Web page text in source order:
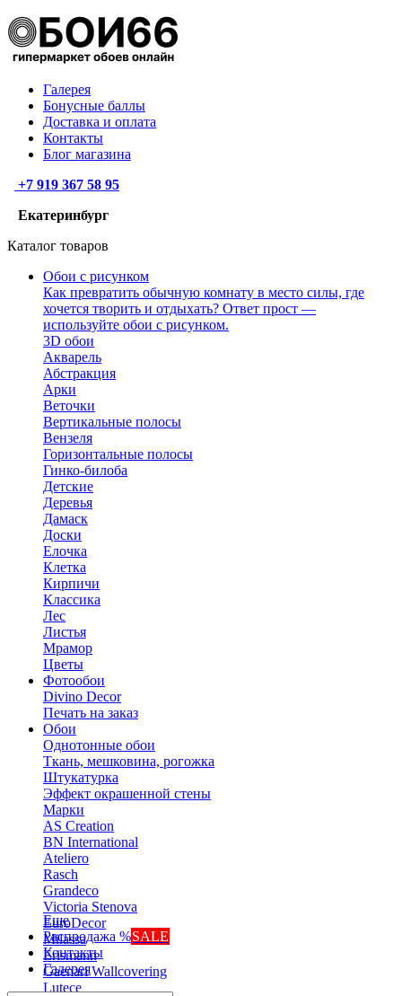
Галерея
Бонусные баллы
Доставка и оплата
Контакты
Блог магазина
+7 919 367 58 95
Екатеринбург
Каталог товаров
Обои с рисунком
Как превратить обычную комнату в место силы, где
хочется творить и отдыхать? Ответ прост —
используйте обои с рисунком.
3D обои
Акварель
Абстракция
Арки
Веточки
Вертикальные полосы
Вензеля
Горизонтальные полосы
Гинко-билоба
Детские
Деревья
Дамаск
Доски
Елочка
Клетка
Кирпичи
Классика
Лес
Листья
Мрамор
Цветы
Фотообои
Divino Decor
Печать на заказ
Обои
Однотонные обои
Ткань, мешковина, рогожка
Штукатурка
Эффект окрашенной стены
Марки
AS Creation
BN International
Ateliero
Rasch
Grandeco
Victoria Stenova
EuroDecor
Milassa
Erismann
Gaenari Wallcovering
Lutece
Еще
Распродажа %SALE
Контакты
Галерея